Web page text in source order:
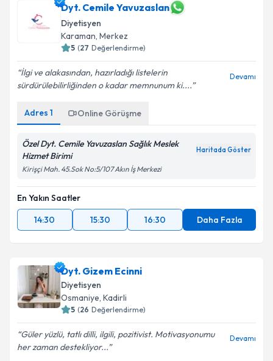
E-posta Adresiniz
Kişisel verilerimin işlenmesine ilişkin
Aydınlatma
Metni'ni okudum ve kişisel verilerimin belirtilen
Dyt. Cemile Yavuzaslan
Diyetisyen
Karaman, Merkez
5 (27 Değerlendirme)
İlgi ve alakasından, hazırladığı listelerin
sürdürülebilirliğinden o kadar memnunum ki....
Devamı
Adres 1 Online Görüşme
Özel Dyt. Cemile Yavuzaslan Sağlık Meslek
Hizmet Birimi
Haritada Göster
Kirişçi Mah. 45.Sok No:5/107 Akın İş Merkezi
En Yakın Saatler
14:30
15:30 16:30 Daha Fazla
Dyt. Gizem Ecinni
Diyetisyen
Osmaniye, Kadirli
5 (26 Değerlendirme)
Güler yüzlü, tatlı dilli, ilgili, pozitivist. Motivasyonumu
her zaman destekliyor...
Devamı